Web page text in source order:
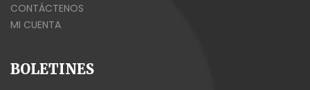
CONTÁCTENOS
MI CUENTA
BOLETINES